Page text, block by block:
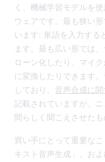
く、機械学習モデルを
ウェアです。最も狭い
います: 単語を入力する
ます。最も広い形では
ローン化したり、マイ
に変換したりできます
しており、 音声合成に
記載されていますが、
間らしく聞こえさせたも
買い手にとって重要な
キスト音声生成」、お